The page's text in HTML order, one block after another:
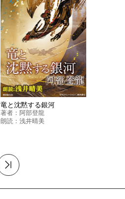
竜と沈黙する銀河
著者：阿部登龍
朗読：浅井晴美